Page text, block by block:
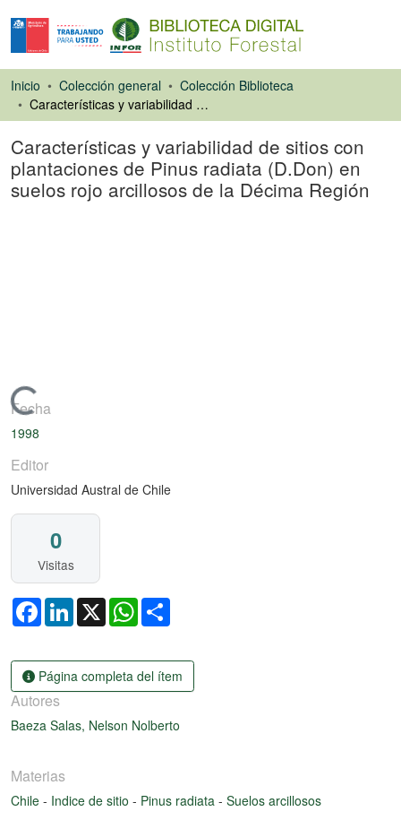
Inicio Colección general
Colección Biblioteca
Características y variabilidad de sitios con plantaciones de Pinus radiata (D.Don) en suelos rojo arcillosos de la Décima Región
Características y variabilidad de sitios con
plantaciones de Pinus radiata (D.Don) en
suelos rojo arcillosos de la Décima Región
Cargando...
Fecha
1998
Editor
Universidad Austral de Chile
0
Visitas
FacebookLinkedIn
X WhatsApp
Página completa del ítem
Autores
Baeza Salas, Nelson Nolberto
Materias
Chile - Indice de sitio - Pinus radiata - Suelos arcillosos